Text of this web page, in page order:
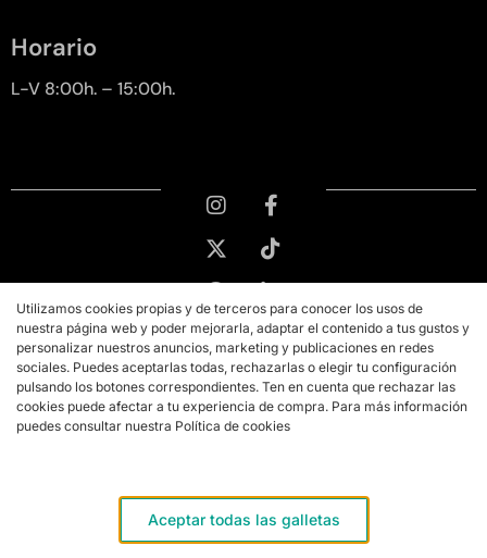
Horario
L-V 8:00h. – 15:00h.
Términos y condiciones de compra
Utilizamos cookies propias y de terceros para conocer los usos de
nuestra página web y poder mejorarla, adaptar el contenido a tus gustos y
personalizar nuestros anuncios, marketing y publicaciones en redes
sociales. Puedes aceptarlas todas, rechazarlas o elegir tu configuración
pulsando los botones correspondientes. Ten en cuenta que rechazar las
cookies puede afectar a tu experiencia de compra. Para más información
puedes consultar nuestra Política de cookies
Aceptar todas las galletas